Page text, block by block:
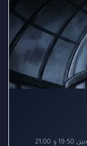
بين 19:50 و 21:00